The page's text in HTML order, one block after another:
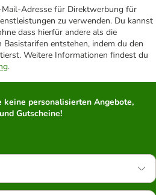
Adresse für Direktwerbung für
zu verwenden. Du kannst
dass hierfür andere als die
entstehen, indem du den
Weitere Informationen findest du
.
keine personalisierten Angebote,
Gutscheine!